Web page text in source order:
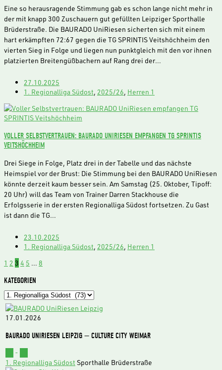
Eine so herausragende Stimmung gab es schon lange nicht mehr in
der mit knapp 300 Zuschauern gut gefüllten Leipziger Sporthalle
Brüderstraße. Die BAURADO UniRiesen sicherten sich mit einem
hart erkämpften 72:67 gegen die TG SPRINTIS Veitshöchheim den
vierten Sieg in Folge und liegen nun punktgleich mit den vor ihnen
platzierten Breitengüßbachern auf Rang drei der…
27.10.2025
1. Regionalliga Südost, 2025/26, Herren 1
VOLLER SELBSTVERTRAUEN: BAURADO UNIRIESEN EMPFANGEN TG SPRINTIS
VEITSHÖCHHEIM
Drei Siege in Folge, Platz drei in der Tabelle und das nächste
Heimspiel vor der Brust: Die Stimmung bei den BAURADO UniRiesen
könnte derzeit kaum besser sein. Am Samstag (25. Oktober, Tipoff:
20 Uhr) will das Team von Trainer Darren Stackhouse die
Erfolgsserie in der ersten Regionalliga Südost fortsetzen. Zu Gast
ist dann die TG…
23.10.2025
1. Regionalliga Südost, 2025/26, Herren 1
1 2 3 4 5 … 8
KATEGORIEN
Kategorien
17.01.2026
BAURADO UNIRIESEN LEIPZIG — CULTURE CITY WEIMAR
-
1. Regionalliga Südost Sporthalle Brüderstraße